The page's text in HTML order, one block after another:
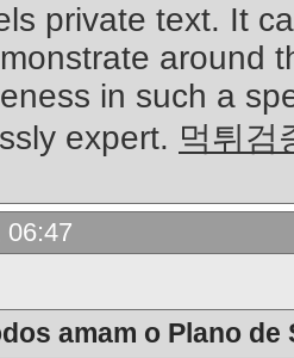
private text. It
around
in such a
expert. 먹튀검
06:47
amam o Plano